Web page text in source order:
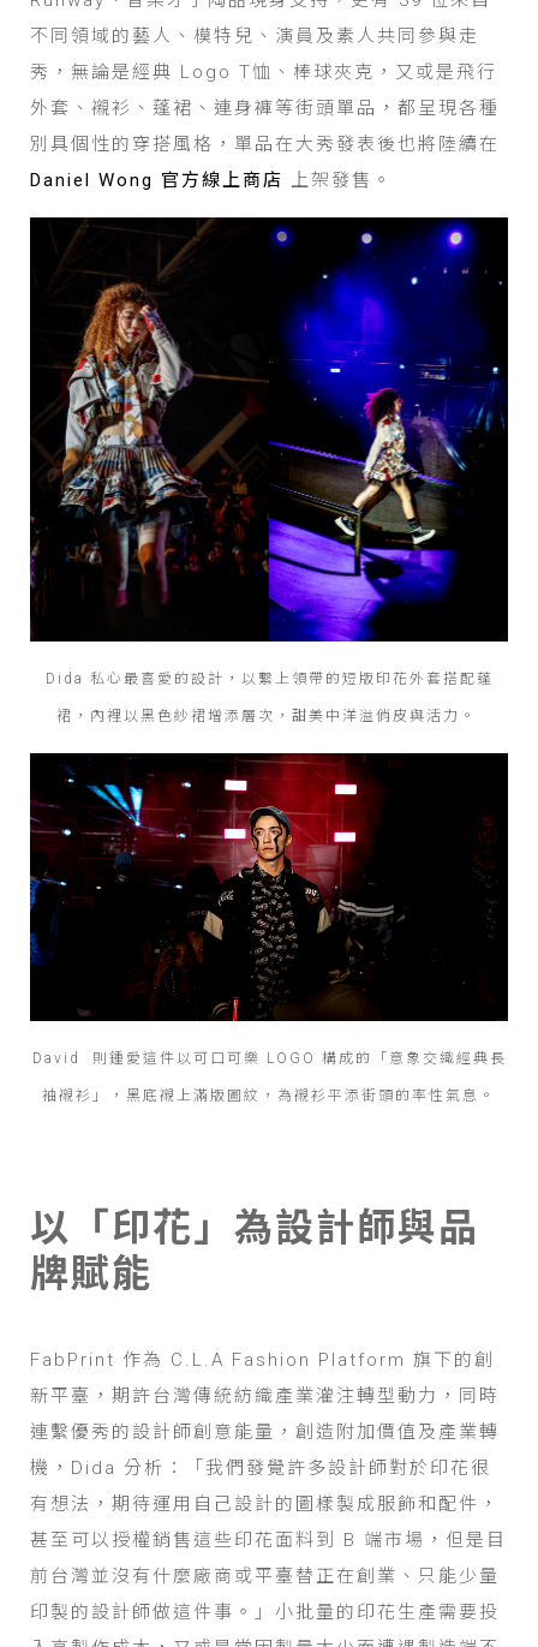
不同領域的藝人、模特兒、演員及素人共同參與走
秀，無論是經典 Logo T恤、棒球夾克，又或是飛行
外套、襯衫、蓬裙、連身褲等街頭單品，都呈現各種
別具個性的穿搭風格，單品在大秀發表後也將陸續在
Daniel Wong 官方線上商店 上架發售。
Dida 私心最喜愛的設計，以繫上領帶的短版印花外套搭配蓬
裙，內裡以黑色紗裙增添層次，甜美中洋溢俏皮與活力。
David 則鍾愛這件以可口可樂 LOGO 構成的「意象交織經典長
袖襯衫」，黑底襯上滿版圖紋，為襯衫平添街頭的率性氣息。
以「印花」為設計師與品
牌賦能
FabPrint 作為 C.L.A Fashion Platform 旗下的創
新平臺，期許台灣傳統紡織產業灌注轉型動力，同時
連繫優秀的設計師創意能量，創造附加價值及產業轉
機，Dida 分析：「我們發覺許多設計師對於印花很
有想法，期待運用自己設計的圖樣製成服飾和配件，
甚至可以授權銷售這些印花面料到 B 端市場，但是目
前台灣並沒有什麼廠商或平臺替正在創業、只能少量
印製的設計師做這件事。」小批量的印花生產需要投